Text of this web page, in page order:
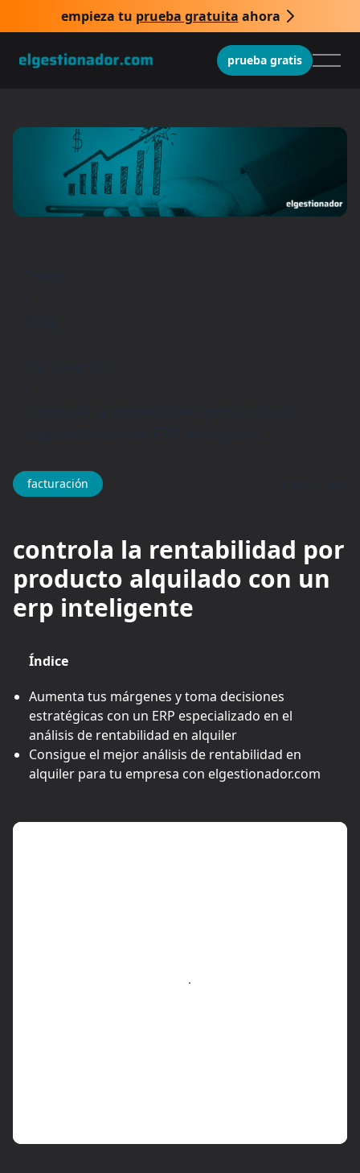
empieza tu prueba gratuita ahora
prueba gratis
facturación
controla la rentabilidad por
producto alquilado con un
erp inteligente
Índice
Aumenta tus márgenes y toma decisiones
estratégicas con un ERP especializado en el
análisis de rentabilidad en alquiler
Consigue el mejor análisis de rentabilidad en
alquiler para tu empresa con elgestionador.com